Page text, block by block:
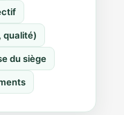
qualité)
du siège